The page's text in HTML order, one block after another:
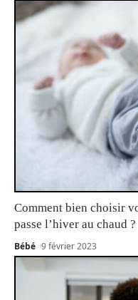
Comment bien choisir
passe l’hiver au chaud ?
Bébé 9 février 2023